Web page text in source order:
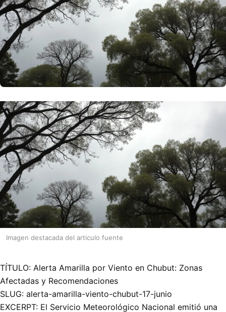
Imagen destacada del articulo fuente
TÍTULO: Alerta Amarilla por Viento en Chubut: Zonas
Afectadas y Recomendaciones
SLUG: alerta-amarilla-viento-chubut-17-junio
EXCERPT: El Servicio Meteorológico Nacional emitió una